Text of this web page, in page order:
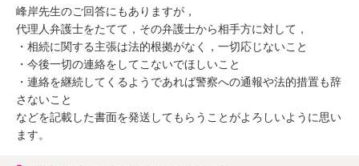
峰岸先生のご回答にもありますが，
代理人弁護士をたてて，その弁護士から相手方に対して，
・相続に関する主張は法的根拠がなく，一切応じないこと
・今後一切の連絡をしてこないでほしいこと
・連絡を継続してくるようであれば警察への通報や法的措置も辞
さないこと
などを記載した書面を発送してもらうことがよろしいように思い
ます。